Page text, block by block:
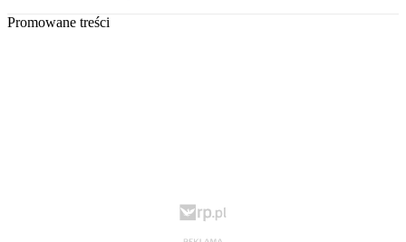
Promowane treści